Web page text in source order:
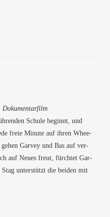
Dokumentarfilm
Schu­le beginnt, und
freie Minu­te auf ihren Whee­
Gar­vey und Bas auf ver­
auf Neu­es freut, fürch­tet Gar­
unter­stützt die bei­den mit